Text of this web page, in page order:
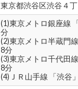
東京都渋谷区渋谷４
(1)東京メトロ銀座線
分
(2)東京メトロ半蔵門
8分
(3)東京メトロ千代田
8分
(4)ＪＲ山手線 「渋谷